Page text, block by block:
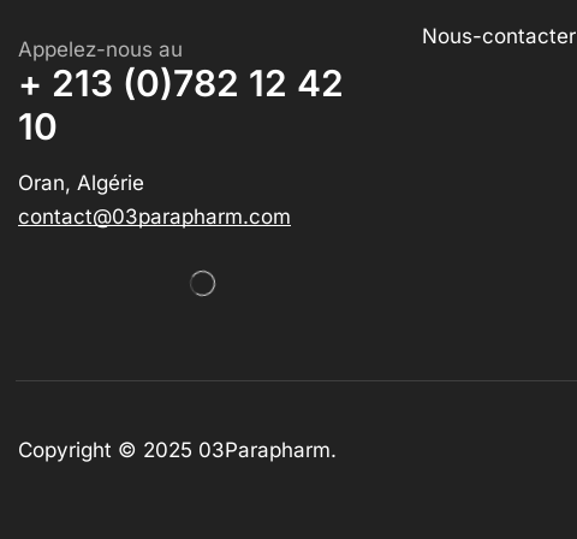
Appelez-nous au
+ 213 (0)782 12 42
10
Oran, Algérie
contact@03parapharm.com
Nous-contacter
Copyright © 2025 03Parapharm.